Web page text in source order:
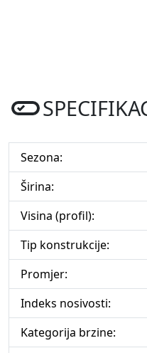
Sezona:
Širina:
Visina (profil):
Tip konstrukcije:
Promjer:
Indeks nosivosti:
Kategorija brzine: